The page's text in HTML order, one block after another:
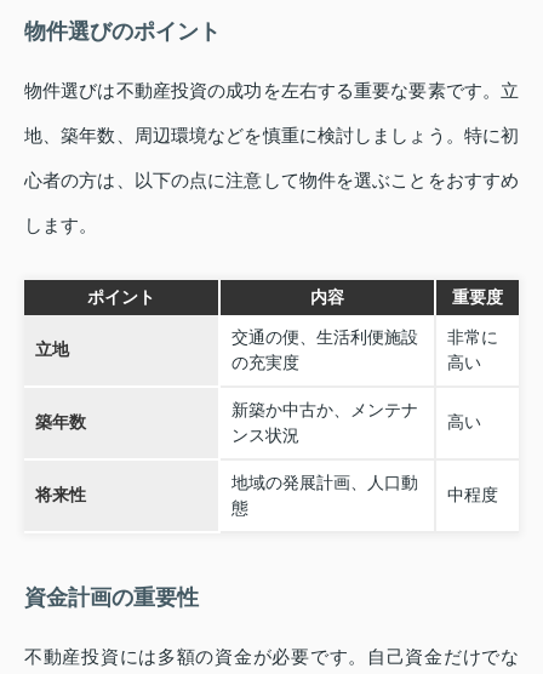
物件選びのポイント
物件選びは不動産投資の成功を左右する重要な要素です。立
地、築年数、周辺環境などを慎重に検討しましょう。特に初
心者の方は、以下の点に注意して物件を選ぶことをおすすめ
します。
ポイント 内容 重要度
立地
交通の便、生活利便施設
の充実度
非常に
高い
築年数
新築か中古か、メンテナ
ンス状況
高い
将来性
地域の発展計画、人口動
態
中程度
資金計画の重要性
不動産投資には多額の資金が必要です。自己資金だけでな